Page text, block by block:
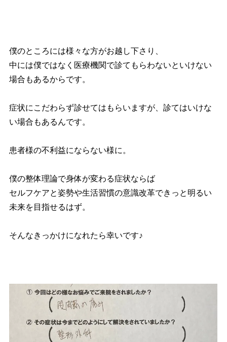
僕のところには様々な方がお越し下さり、
中には僕ではなく医療機関で診てもらわないといけない
場合もあるからです。
症状にこだわらず診せてはもらいますが、診てはいけな
い場合もあるんです。
患者様の不利益にならない様に。
僕の整体理論で身体が変わる症状ならば
セルフケアと姿勢や生活習慣の意識改革できっと明るい
未来を目指せるはず。
そんなきっかけになれたら幸いです♪